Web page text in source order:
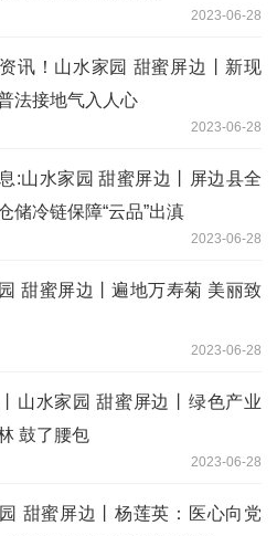
2023-06-28
讯！山水家园 甜蜜屏边丨新现
法接地气入人心
2023-06-28
:山水家园 甜蜜屏边丨屏边县全
储冷链保障“云品”出滇
2023-06-28
甜蜜屏边丨遍地万寿菊 美丽致
2023-06-28
山水家园 甜蜜屏边丨绿色产业
鼓了腰包
2023-06-28
甜蜜屏边丨杨莲英：医心向党